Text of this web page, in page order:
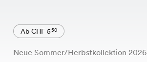
Ab CHF 550
Neue Sommer/Herbstkollektion 2026